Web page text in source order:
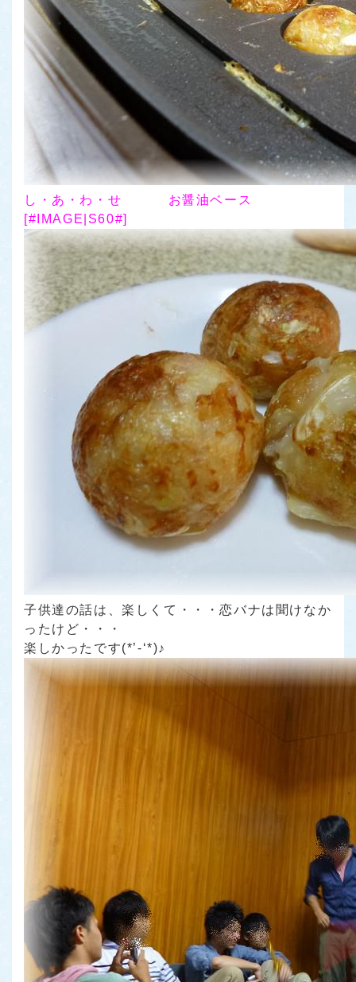
し・あ・わ・せ お醤油ベース
[#IMAGE|S60#]
子供達の話は、楽しくて・・・恋バナは聞けなか
ったけど・・・
楽しかったです(*’-‘*)♪